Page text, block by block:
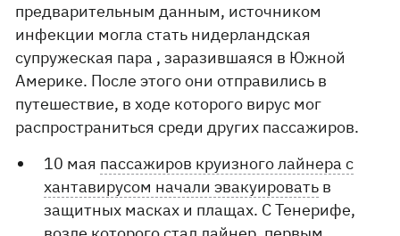
предварительным данным, источником
инфекции могла стать нидерландская
супружеская пара , заразившаяся в Южной
Америке. После этого они отправились в
путешествие, в ходе которого вирус мог
распространиться среди других пассажиров.
10 мая пассажиров круизного лайнера с
хантавирусом начали эвакуировать в
защитных масках и плащах. С Тенерифе,